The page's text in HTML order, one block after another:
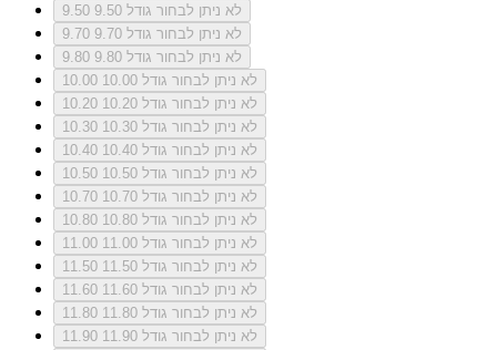
9.50
לא ניתן לבחור גודל 9.50
9.70
לא ניתן לבחור גודל 9.70
9.80
לא ניתן לבחור גודל 9.80
10.00
לא ניתן לבחור גודל 10.00
10.20
לא ניתן לבחור גודל 10.20
10.30
לא ניתן לבחור גודל 10.30
10.40
לא ניתן לבחור גודל 10.40
10.50
לא ניתן לבחור גודל 10.50
10.70
לא ניתן לבחור גודל 10.70
10.80
לא ניתן לבחור גודל 10.80
11.00
לא ניתן לבחור גודל 11.00
11.50
לא ניתן לבחור גודל 11.50
11.60
לא ניתן לבחור גודל 11.60
11.80
לא ניתן לבחור גודל 11.80
11.90
לא ניתן לבחור גודל 11.90